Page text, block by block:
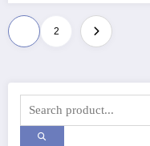
Paginação
de
posts
2